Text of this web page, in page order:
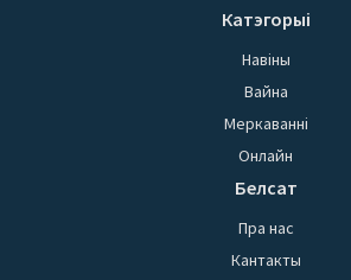
Катэгорыі
Навіны
Вайна
Меркаванні
Онлайн
Белсат
Пра нас
Кантакты